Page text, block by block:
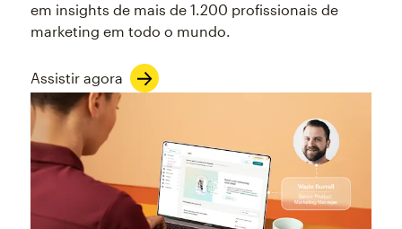
em insights de mais de 1.200 profissionais de
marketing em todo o mundo.
Assistir agora